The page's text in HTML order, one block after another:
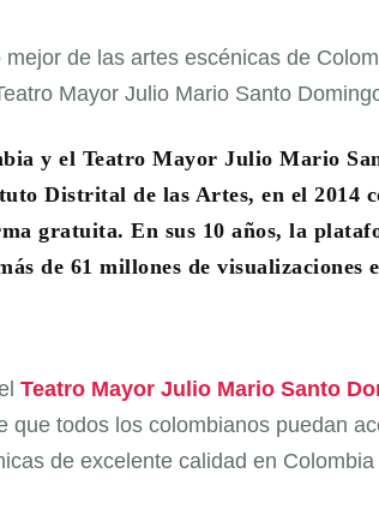
y el Teatro Mayor Julio Mario
Distrital de las Artes, en el 2014
gratuita.En sus 10 años, la
de 61 millones de visualizaciones
Teatro Mayor Julio Mario Santo
que todos los colombianos puedan
de excelente calidad en